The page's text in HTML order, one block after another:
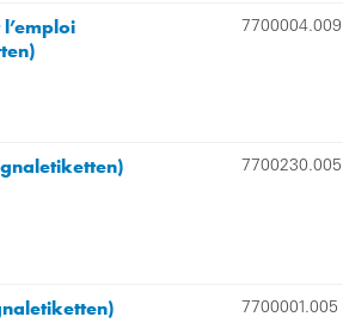
7700004.009
7700230.005
7700001.005